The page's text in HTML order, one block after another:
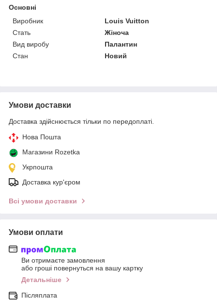
Основні
Виробник
Louis Vuitton
Стать
Жіноча
Вид виробу
Палантин
Стан
Новий
Умови доставки
Доставка здійснюється тільки по передоплаті.
Нова Пошта
Магазини Rozetka
Укрпошта
Доставка кур'єром
Всі умови доставки
Умови оплати
Ви отримаєте замовлення
або гроші повернуться на вашу картку
Детальніше
Післяплата